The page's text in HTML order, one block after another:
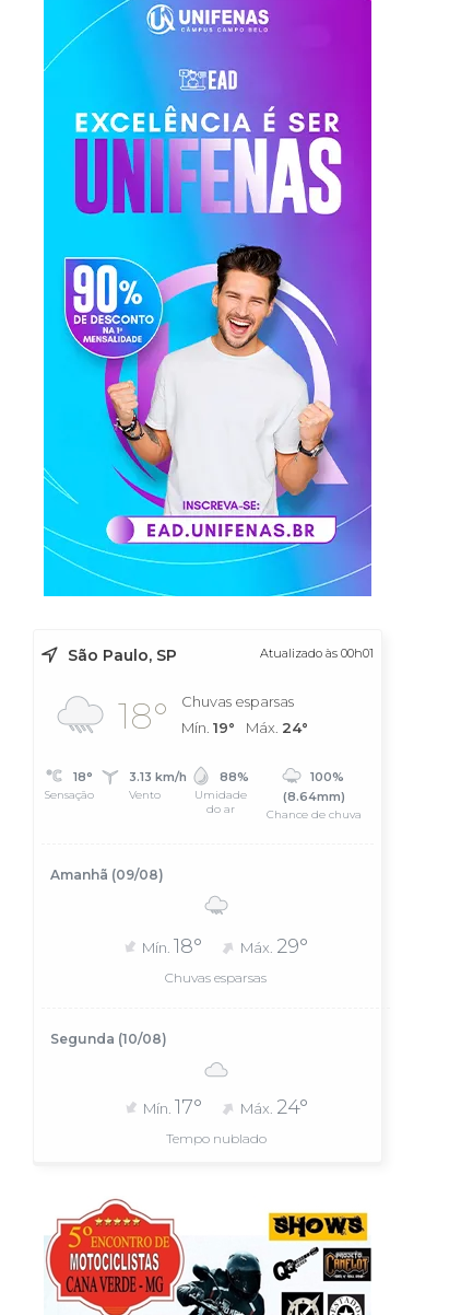
São Paulo, SP Atualizado às 00h01
18°
Chuvas esparsas
Mín. 19° Máx. 24°
18°
Sensação
3.13 km/h
Vento
88%
Umidade
do ar
100%
(8.64mm)
Chance de chuva
Amanhã (09/08)
Mín. 18° Máx. 29°
Chuvas esparsas
Segunda (10/08)
Mín. 17° Máx. 24°
Tempo nublado